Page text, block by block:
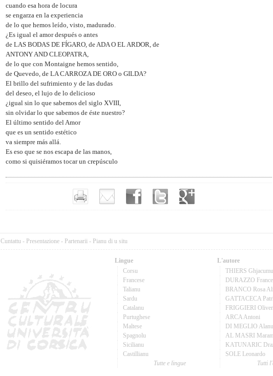
cuando esa hora de locura
se engarza en la experiencia
de lo que hemos leído, visto, madurado.
¿Es igual el amor después o antes
de LAS BODAS DE FÍGARO, de ADA O EL ARDOR, de
ANTONY AND CLEOPATRA,
de lo que con Montaigne hemos sentido,
de Quevedo, de LA CARROZA DE ORO o GILDA?
El brillo del sufrimiento y de las dudas
del deseo, el lujo de lo delicioso
¿igual sin lo que sabemos del siglo XVIII,
sin olvidar lo que sabemos de éste nuestro?
El último sentido del Amor
que es un sentido estético
va siempre más allá.
Es eso que se nos escapa de las manos,
como si quisiéramos tocar un crepúsculo
Cuntattu - Presentazione - Partenarii - Pianu di u situ
Lingue
Corsu
Francese
Talianu
Sardu
Catalanu
Purtughese
Maltese
Spagnolu
Sicilianu
Castillianu
Tutte e lingue
L'autore
THIERS Ghjacumu
DURAZZO
BRANCO Rosa
GATTACECA
FRIGGIERI Oliver
ARCA Antoni
DI MEGLIO Alanu
AL MASRI
KATUNARIC
SOLE Leonardo
Tutti